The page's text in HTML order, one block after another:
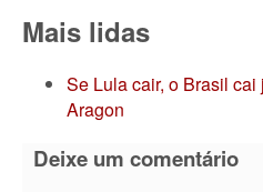
Mais lidas
Se Lula cair, o Brasil
Aragon
Deixe um comentário